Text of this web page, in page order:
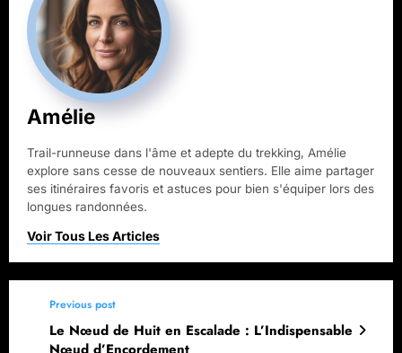
Amélie
Trail-runneuse dans l'âme et adepte du trekking, Amélie
explore sans cesse de nouveaux sentiers. Elle aime partager
ses itinéraires favoris et astuces pour bien s'équiper lors des
longues randonnées.
Previous post
Le Nœud de Huit en Escalade : L’Indispensable